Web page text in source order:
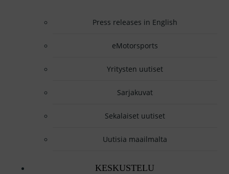
Press releases in English
eMotorsports
Yritysten uutiset
Sarjakuvat
Sekalaiset uutiset
Uutisia maailmalta
KESKUSTELU